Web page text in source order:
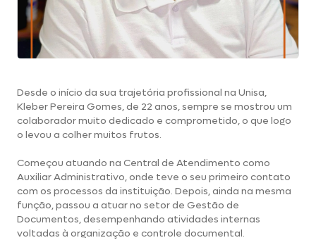
Desde o início da sua trajetória profissional na Unisa,
Kleber Pereira Gomes, de 22 anos, sempre se mostrou um
colaborador muito dedicado e comprometido, o que logo
o levou a colher muitos frutos.
Começou atuando na Central de Atendimento como
Auxiliar Administrativo, onde teve o seu primeiro contato
com os processos da instituição. Depois, ainda na mesma
função, passou a atuar no setor de Gestão de
Documentos, desempenhando atividades internas
voltadas à organização e controle documental.